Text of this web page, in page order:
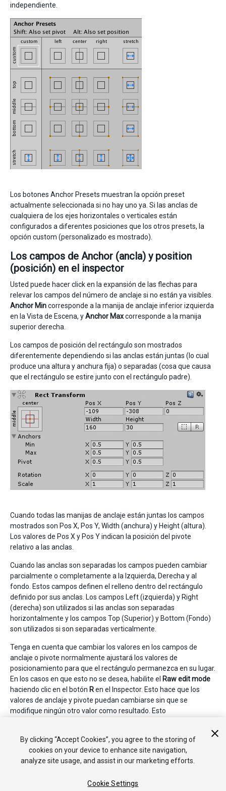
independiente.
Los botones Anchor Presets muestran la opción preset
actualmente seleccionada si no hay uno ya. Si las anclas de
cualquiera de los ejes horizontales o verticales están
configurados a diferentes posiciones que los otros presets, la
opción custom (personalizado es mostrado).
Los campos de Anchor (ancla) y position
(posición) en el inspector
Usted puede hacer click en la expansión de las flechas para
relevar los campos del número de anclaje si no están ya visibles.
Anchor Mincorresponde a la manija de anclaje inferior izquierda
en la Vista de Escena, yAnchor Maxcorresponde a la manija
superior derecha.
Los campos de posición del rectángulo son mostrados
diferentemente dependiendo si las anclas están juntas (lo cual
produce una altura y anchura fija) o separadas (cosa que causa
que el rectángulo se estire junto con el rectángulo padre).
Cuando todas las manijas de anclaje están juntas los campos
mostrados son Pos X, Pos Y, Width (anchura) y Height (altura).
Los valores de Pos X y Pos Y indican la posición del pivote
relativo a las anclas.
Cuando las anclas son separadas los campos pueden cambiar
parcialmente o completamente a la Izquierda, Derecha y al
fondo. Estos campos definen el relleno dentro del rectángulo
definido por sus anclas. Los campos Left (izquierda) y Right
(derecha) son utilizados si las anclas son separadas
horizontalmente y los campos Top (Superior) y Bottom (Fondo)
son utilizados si son separadas verticalmente.
Tenga en cuenta que cambiar los valores en los campos de
anclaje o pivote normalmente ajustará los valores de
posicionamiento para que el rectángulo permanezca en su lugar.
En los casos en que esto no se desea, habilite el Raw edit mode
haciendo clic en el botón Ren el Inspector. Esto hace que los
valores de anclaje y pivote puedan cambiarse sin que se
modifique ningún otro valor como resultado. Esto
valores de anclaje y pivote.
By clicking “Accept Cookies”, you agree to the storing of
cookies on your device to enhance site navigation,
analyze site usage, and assist in our marketing efforts.
Cookie Settings